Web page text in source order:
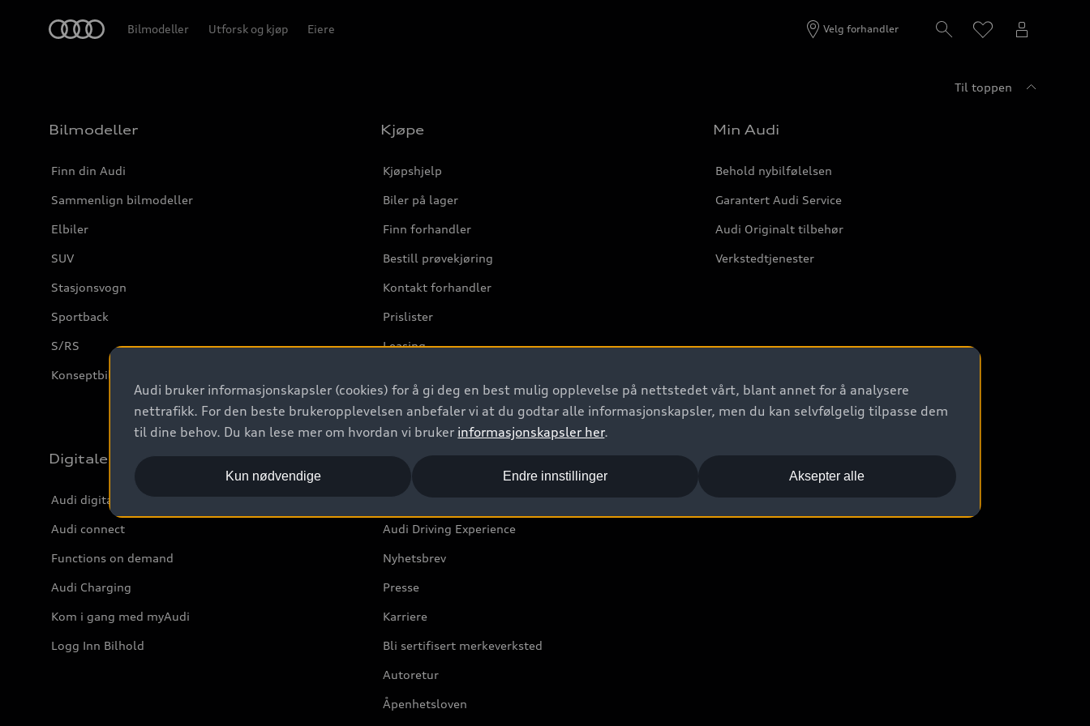
Bilmodeller Utforsk og kjøp Eiere Velg forhandler
Til toppen
Bilmodeller
Finn din Audi
Sammenlign bilmodeller
Elbiler
SUV
Stasjonsvogn
Sportback
S/RS
Konseptbiler og prototyper
Kjøpe
Kjøpshjelp
Biler på lager
Finn forhandler
Bestill prøvekjøring
Kontakt forhandler
Prislister
Leasing
Audi Forsikring
Min Audi
Behold nybilfølelsen
Garantert Audi Service
Audi Originalt tilbehør
Verkstedtjenester
Digitale tjenester
Audi digitale tjenester
Audi connect
Functions on demand
Audi Charging
Kom i gang med myAudi
Logg Inn Bilhold
Audi Norge
Kundeservice
Audi Driving Experience
Nyhetsbrev
Presse
Karriere
Bli sertifisert merkeverksted
Autoretur
Åpenhetsloven
Audi bruker informasjonskapsler (cookies) for å gi deg en best mulig opplevelse på nettstedet vårt, blant annet for å analysere
nettrafikk. For den beste brukeropplevelsen anbefaler vi at du godtar alle informasjonskapsler, men du kan selvfølgelig tilpasse dem
til dine behov. Du kan lese mer om hvordan vi bruker informasjonskapsler her.
Aksepter alle
Kun nødvendige Endre innstillinger